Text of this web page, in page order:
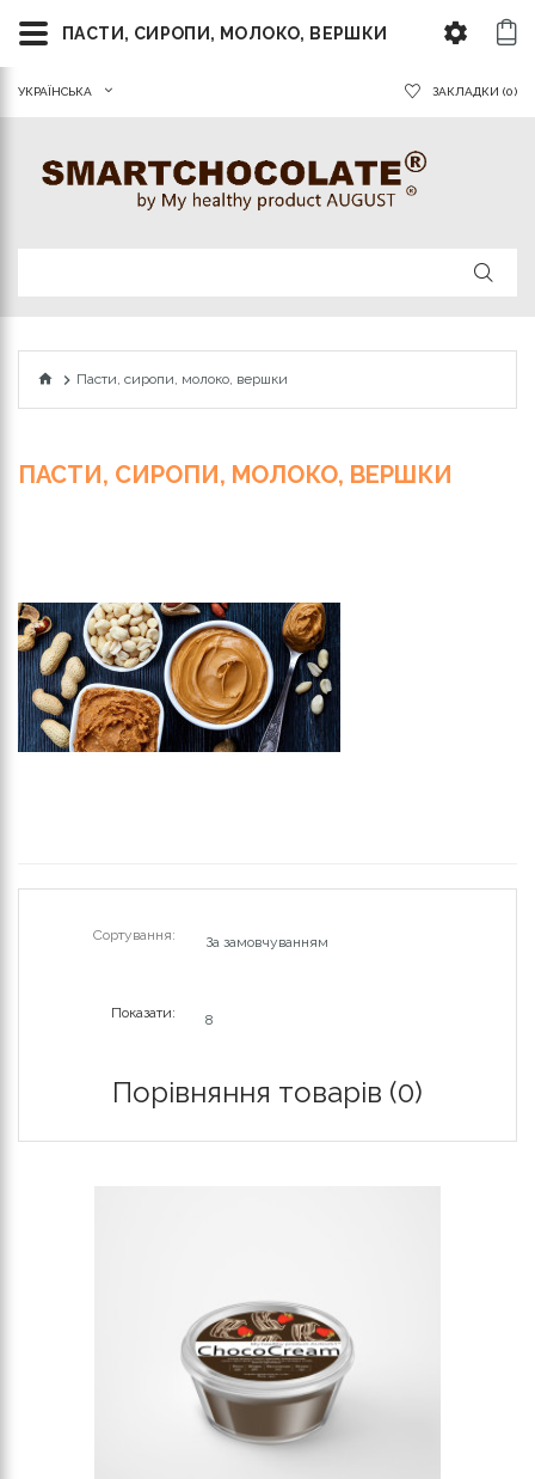
УКРАЇНСЬКА ЗАКЛАДКИ (0)
Пасти, сиропи, молоко, вершки
ПАСТИ, СИРОПИ, МОЛОКО, ВЕРШКИ
Сортування:
Показати:
Порівняння товарів (0)
ПАСТИ, СИРОПИ, МОЛОКО, ВЕРШКИ